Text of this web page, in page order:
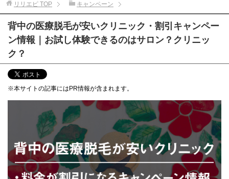
リリエピ TOP キャンペーン
背中の医療脱毛が安いクリニック・割引キャンペー
ン情報｜お試し体験できるのはサロン？クリニッ
ク？
※本サイトの記事にはPR情報が含まれます。